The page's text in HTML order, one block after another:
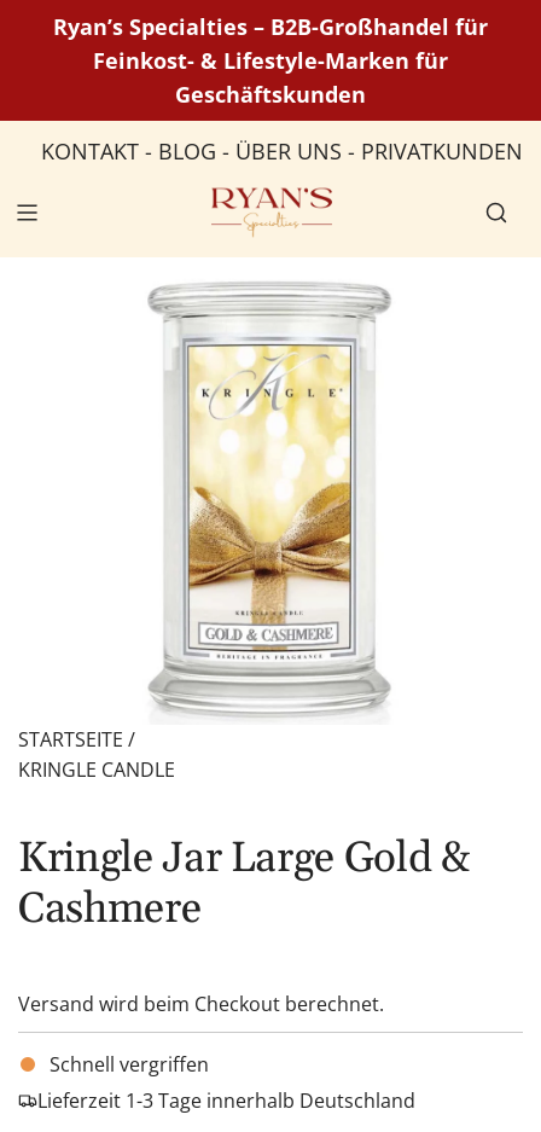
t
Ryan’s Specialties – B2B-Großhandel für
Feinkost- & Lifestyle-Marken für
Geschäftskunden
KONTAKT - BLOG - ÜBER UNS - PRIVATKUNDEN
STARTSEITE /
KRINGLE CANDLE
Kringle Jar Large Gold &
Cashmere
Versand wird beim Checkout berechnet.
Schnell vergriffen
Lieferzeit 1-3 Tage innerhalb Deutschland